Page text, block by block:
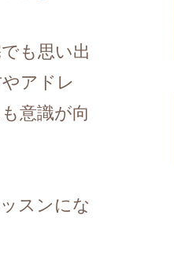
も思い出
アドレ
意識が向
スンにな